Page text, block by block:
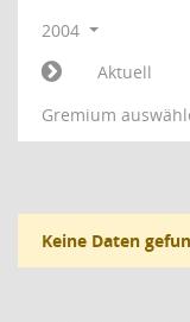
2004
Aktuell
Gremium
Keine Daten